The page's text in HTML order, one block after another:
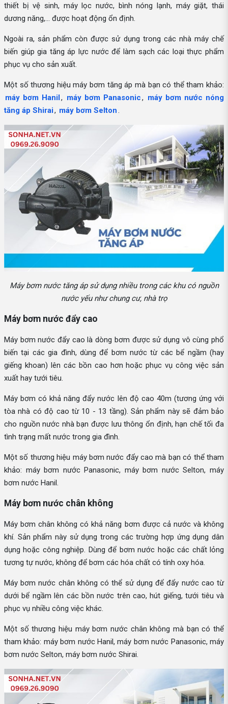
thiết bị vệ sinh, máy lọc nước, bình nóng lạnh, máy giặt, thái
dương năng,... được hoạt động ổn định.
Ngoài ra, sản phẩm còn được sử dụng trong các nhà máy chế
biến giúp gia tăng áp lực nước để làm sạch các loại thực phẩm
phục vụ cho sản xuất.
Một số thương hiệu máy bơm tăng áp mà bạn có thể tham khảo:
máy bơm Hanil, máy bơm Panasonic, máy bơm nước nóng
tăng áp Shirai, máy bơm Selton.
Máy bơm nước tăng áp sử dụng nhiều trong các khu có nguồn
nước yếu như chung cư, nhà trọ
Máy bơm nước đẩy cao
Máy bơm nước đẩy cao là dòng bơm được sử dụng vô cùng phổ
biến tại các gia đình, dùng để bơm nước từ các bể ngầm (hay
giếng khoan) lên các bồn cao hơn hoặc phục vụ công việc sản
xuất hay tưới tiêu.
Máy bơm có khả năng đẩy nước lên độ cao 40m (tương ứng với
tòa nhà có độ cao từ 10 - 13 tầng). Sản phẩm này sẽ đảm bảo
cho nguồn nước nhà bạn được lưu thông ổn định, hạn chế tối đa
tình trạng mất nước trong gia đình.
Một số thương hiệu máy bơm nước đẩy cao mà bạn có thể tham
khảo: máy bơm nước Panasonic, máy bơm nước Selton, máy
bơm nước Hanil.
Máy bơm nước chân không
Máy bơm chân không có khả năng bơm được cả nước và không
khí. Sản phẩm này sử dụng trong các trường hợp ứng dụng dân
dụng hoặc công nghiệp. Dùng để bơm nước hoặc các chất lỏng
tương tự nước, không để bơm các hóa chất có tính oxy hóa.
Máy bơm nước chân không có thể sử dụng để đẩy nước cao từ
dưới bể ngầm lên các bồn nước trên cao, hút giếng, tưới tiêu và
phục vụ nhiều công việc khác.
Một số thương hiệu máy bơm nước chân không mà bạn có thể
tham khảo: máy bơm nước Hanil, máy bơm nước Panasonic, máy
bơm nước Selton, máy bơm nước Shirai.